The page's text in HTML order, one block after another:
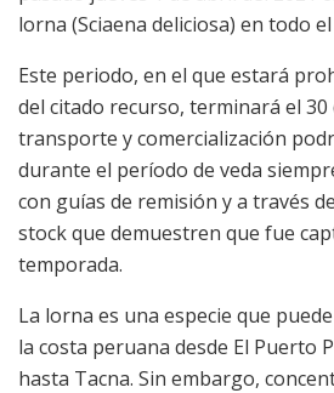
lorna (Sciaena deliciosa) en todo
Este periodo, en el que estará
del citado recurso, terminará el 30
transporte y comercialización
durante el período de veda
con guías de remisión y a través
stock que demuestren que fue
temporada.
La lorna es una especie que
la costa peruana desde El Puerto
hasta Tacna. Sin embargo,